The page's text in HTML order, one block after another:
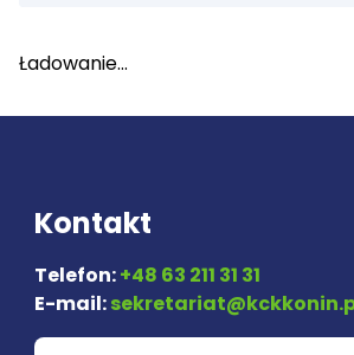
Ładowanie...
Kontakt
Telefon:+48 63 211 31 31
E-mail: